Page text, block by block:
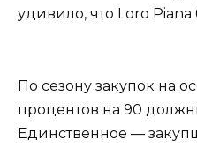
удивило, что Loro
По сезону закупок на
процентов на 90
Единственное —